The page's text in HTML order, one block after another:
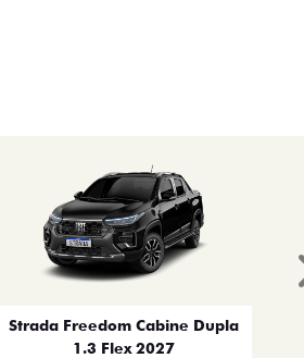
Strada Freedom Cabine Dupla
1.3 Flex 2027